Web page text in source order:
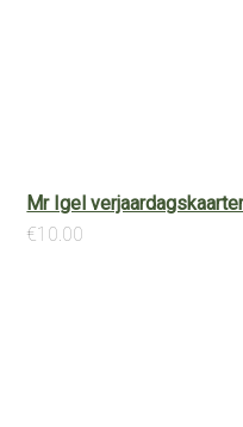
Mr Igel
€10.00